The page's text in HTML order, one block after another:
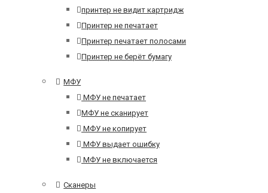
принтер не видит картридж
Принтер не печатает
Принтер печатает полосами
Принтер не берёт бумагу
МФУ
МФУ не печатает
МФУ не сканирует
МФУ не копирует
МФУ выдает ошибку
МФУ не включается
Сканеры